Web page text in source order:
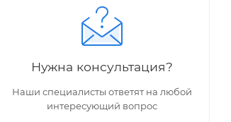
Нужна консультация?
Наши специалисты ответят на любой
интересующий вопрос